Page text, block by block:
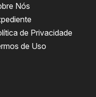
Nós
de Privacidade
de Uso